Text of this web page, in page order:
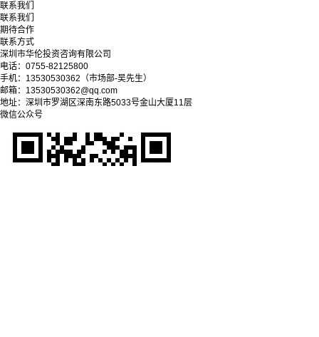
联系我们
联系我们
期待合作
联系方式
深圳市华伦投资咨询有限公司
电话：0755-82125800
手机：13530530362（市场部-吴先生）
邮箱：13530530362@qq.com
地址：深圳市罗湖区深南东路5033号金山大厦11层
微信公众号